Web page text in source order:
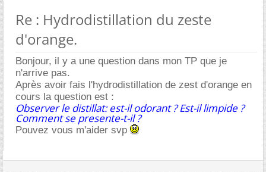
Re : Hydrodistillation du zeste
d'orange.
Bonjour, il y a une question dans mon TP que je
n'arrive pas.
Après avoir fais l'hydrodistillation de zest d'orange en
cours la question est :
Observer le distillat: est-il odorant ? Est-il limpide ?
Comment se presente-t-il ?
Pouvez vous m'aider svp